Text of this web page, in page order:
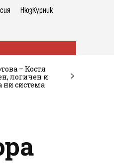
НюзКурник
– Костя
логичен и
ни система